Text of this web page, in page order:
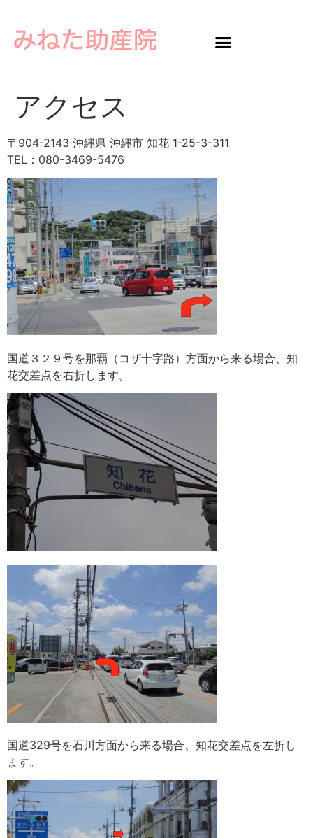
アクセス
〒904-2143 沖縄県 沖縄市 知花 1-25-3-311
TEL：080-3469-5476
国道３２９号を那覇（コザ十字路）方面から来る場合、知
花交差点を右折します。
国道329号を石川方面から来る場合、知花交差点を左折し
ます。